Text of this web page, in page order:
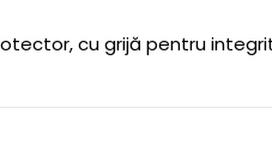
cu grijă pentru